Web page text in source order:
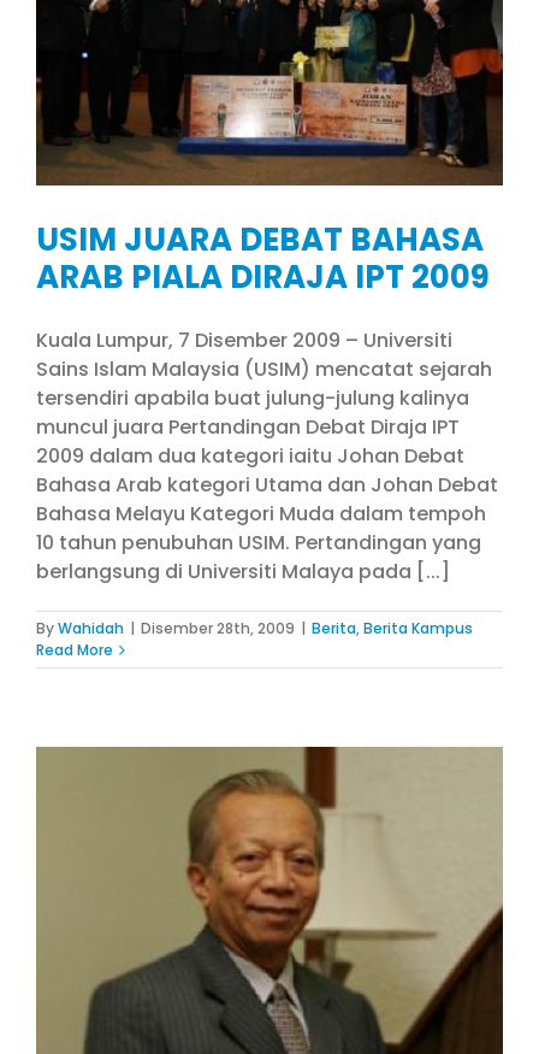
USIM JUARA DEBAT BAHASA
ARAB PIALA DIRAJA IPT 2009
Kuala Lumpur, 7 Disember 2009 – Universiti
Sains Islam Malaysia (USIM) mencatat sejarah
tersendiri apabila buat julung-julung kalinya
muncul juara Pertandingan Debat Diraja IPT
2009 dalam dua kategori iaitu Johan Debat
Bahasa Arab kategori Utama dan Johan Debat
Bahasa Melayu Kategori Muda dalam tempoh
10 tahun penubuhan USIM. Pertandingan yang
berlangsung di Universiti Malaya pada [...]
ByWahidah | Disember 28th, 2009 | Berita,Berita Kampus
Read More